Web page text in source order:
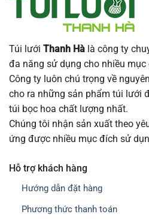
Túi lưới Thanh Hà là công ty
đa năng sử dụng cho nhiều mục
Công ty luôn chú trọng về
cho ra những sản phẩm túi lưới
túi bọc hoa chất lượng nhất.
Chúng tôi nhận sản xuất theo
ứng được nhiều mục đích sử
Hỗ trợ khách hàng
Hướng dẫn đặt hàng
Phương thức thanh toán